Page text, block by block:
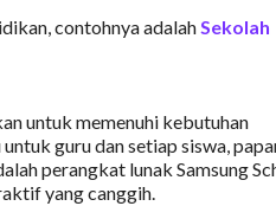
contohnya adalahSekolah
untuk memenuhi kebutuhan
guru dan setiap siswa,
perangkat lunak Samsung
yang canggih.